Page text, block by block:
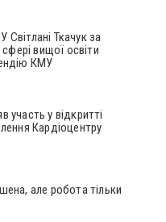
Ткачук за
вищої освіти
КМУ
у відкритті
Кардіоцентру
але робота тільки